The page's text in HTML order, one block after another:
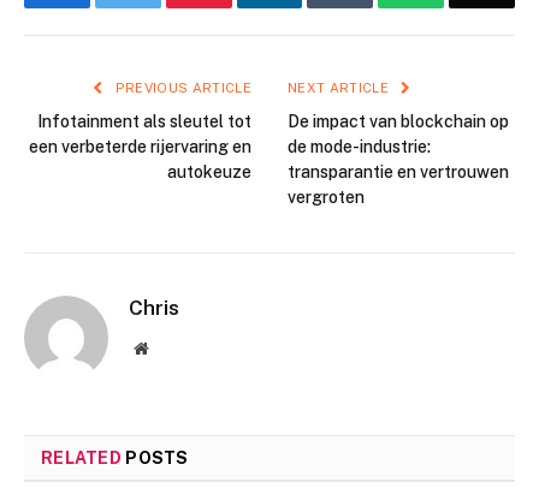
PREVIOUS ARTICLE
Infotainment als sleutel tot
een verbeterde rijervaring en
autokeuze
NEXT ARTICLE
De impact van blockchain op
de mode-industrie:
transparantie en vertrouwen
vergroten
Chris
Website
RELATED POSTS